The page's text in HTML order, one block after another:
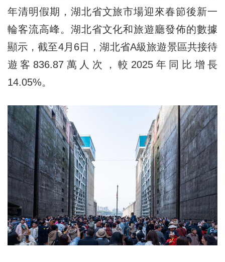
年清明假期，湖北省文旅市場迎來春節後新一
輪客流高峰。湖北省文化和旅遊廳發佈的數據
顯示，截至4月6日，湖北省A級旅遊景區共接待
遊客836.87萬人次，較2025年同比增長
14.05%。